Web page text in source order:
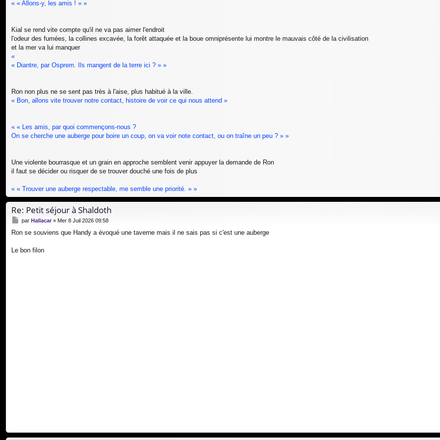
« « Allons-y, les amis ! » »
Kial se rend vite compte qu'il ne va pas aimer l'endroit
l'odeur des fumées, la collines excavée, la forêt attaquée et la boue omniprésente lui montre le mauvais côté de la civilisation
et la mer va lui manquer
«
« Diantre, par Osprem. Ils mangent de la terre ici ? » »
Ron non plus ne se sent pas très à l'aise, plus habitué à la ville.
« Bon, allons vite trouver notre contact, histoire de voir ce qui nous attend »
« « Les amis, par quoi commençons-nous ?
On se cherche une auberge pour boire un coup, on va voir note contact, ou on traîne un peu ? » »
Une violente bourrasque et un grain en approche semblent venir appuyer la demande de Ron
il faut se décider ou risquer de se trouver douché une fois de plus
« « Trouver une auberge respectable, me semble une priorité. » »
Re: Petit séjour à Shaldoth
M
s
a
par Hallacar» Mer 8 Juil 2026 09:58
Ron se souviens que Handy a évoqué une taverne mais il ne sais pas si c'est une auberge
Le bon filon